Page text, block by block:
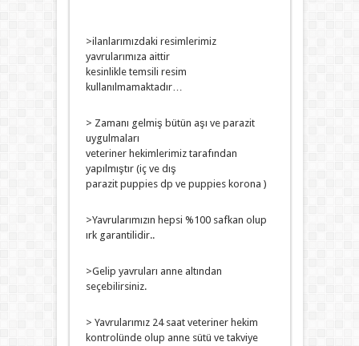
>ilanlarımızdaki resimlerimiz
yavrularımıza aittir
kesinlikle temsili resim
kullanılmamaktadır…
> Zamanı gelmiş bütün aşı ve parazit
uygulmaları
veteriner hekimlerimiz tarafından
yapılmıştır (iç ve dış
parazit puppies dp ve puppies korona )
>Yavrularımızın hepsi %100 safkan olup
ırk garantilidir..
>Gelip yavruları anne altından
seçebilirsiniz.
> Yavrularımız 24 saat veteriner hekim
kontrolünde olup anne sütü ve takviye